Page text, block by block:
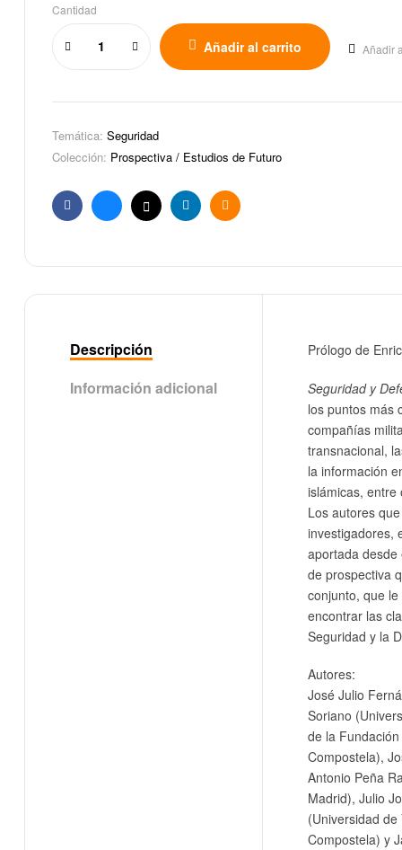
Cantidad
Añadir al carrito Añadir
Temática: Seguridad
Colección: Prospectiva / Estudios de Futuro
FacebookBlueskyX LinkedinEmail
Descripción
Información adicional
Prólogo de
Seguridad y
los puntos más
compañías
transnacional,
la información
islámicas, entre
Los autores
investigadores,
aportada
de prospectiva
conjunto, que
encontrar las
Seguridad y la
Autores:
José Julio
Soriano
de la
Compostela),
Antonio Peña
Madrid), Julio
(Universidad
Compostela) y